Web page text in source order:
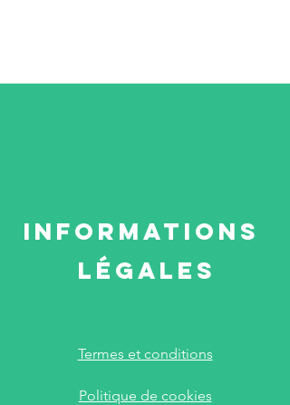
Informations
légales
Termes et conditions
​Politique de cookies